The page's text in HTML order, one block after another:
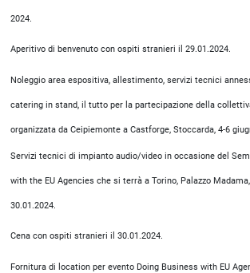
2024.
Aperitivo di benvenuto con ospiti stranieri il 29.01.2024.
Noleggio area espositiva, allestimento, servizi tecnici
catering in stand, il tutto per la partecipazione della
organizzata da Ceipiemonte a Castforge, Stoccarda, 4-6
Servizi tecnici di impianto audio/video in occasione del
with the EU Agencies che si terrà a Torino, Palazzo
30.01.2024.
Cena con ospiti stranieri il 30.01.2024.
Fornitura di location per evento Doing Business with EU